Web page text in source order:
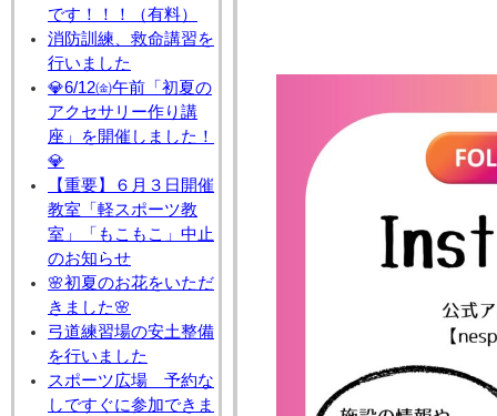
です！！！（有料）
消防訓練、救命講習を
行いました
💎6/12㈮午前「初夏の
アクセサリー作り講
座」を開催しました！
💎
【重要】６月３日開催
教室「軽スポーツ教
室」「もこもこ」中止
のお知らせ
🌸初夏のお花をいただ
きました🌸
弓道練習場の安土整備
を行いました
スポーツ広場 予約な
しですぐに参加できま